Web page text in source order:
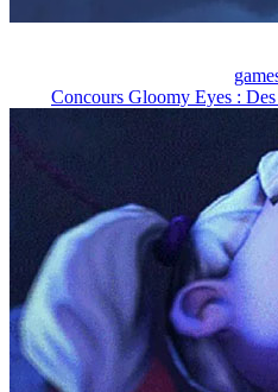
Concours Gloomy Eyes :